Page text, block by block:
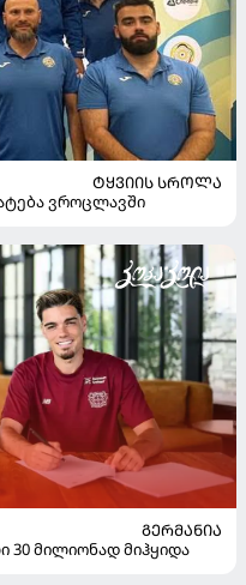
ᲢᲧᲕᲘᲘᲡ ᲡᲠᲝᲚᲐ
ვროცლავში
ᲒᲔᲠᲛᲐᲜᲘᲐ
30 მილიონად მიჰყიდა